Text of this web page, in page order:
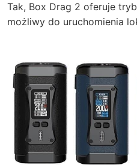
Tak, Box Drag 2 oferuje
możliwy do uruchomienia